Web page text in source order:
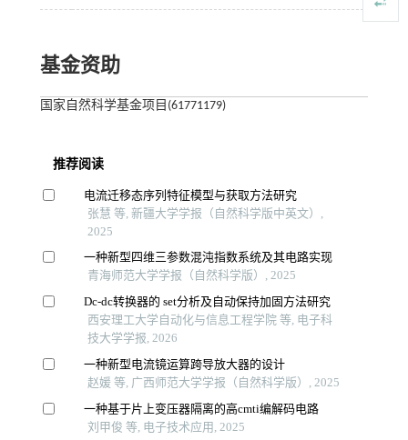
基金资助
国家自然科学基金项目(61771179)